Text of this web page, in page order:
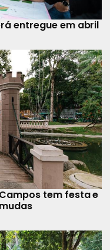
entregue em abril
tem festa e